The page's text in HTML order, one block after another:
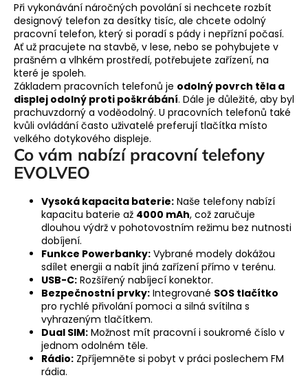
d
a
c
í
p
r
v
k
y
ý
s
u
Při vykonávání náročných povolání si nechcete rozbít
designový telefon za desítky tisíc, ale chcete odolný
pracovní telefon, který si poradí s pády i nepřízní počasí.
Ať už pracujete na stavbě, v lese, nebo se pohybujete v
prašném a vlhkém prostředí, potřebujete zařízení, na
které je spoleh.
Základem pracovních telefonů je odolný povrch těla a
displej odolný proti poškrábání. Dále je důležité, aby byl
prachuvzdorný a voděodolný. U pracovních telefonů také
kvůli ovládání často uživatelé preferují tlačítka místo
velkého dotykového displeje.
Co vám nabízí pracovní telefony
EVOLVEO
Vysoká kapacita baterie: Naše telefony nabízí
kapacitu baterie až 4000 mAh, což zaručuje
dlouhou výdrž v pohotovostním režimu bez nutnosti
dobíjení.
Funkce Powerbanky: Vybrané modely dokážou
sdílet energii a nabít jiná zařízení přímo v terénu.
USB-C: Rozšířený nabíjecí konektor.
Bezpečnostní prvky: Integrované SOS tlačítko
pro rychlé přivolání pomoci a silná svítilna s
vyhrazeným tlačítkem.
Dual SIM: Možnost mít pracovní i soukromé číslo v
jednom odolném těle.
Rádio: Zpříjemněte si pobyt v práci poslechem FM
rádia.